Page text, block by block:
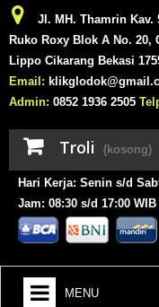
Jl. MH. Thamrin Kav.
Ruko Roxy Blok A No. 20,
Lippo Cikarang Bekasi
Email:
Admin: 0852 1936 2505
Troli (kosong)
Hari Kerja: Senin s/d
Jam: 08:30 s/d 17:00
MENU